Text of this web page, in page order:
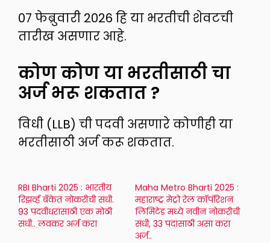
07 फेब्रुवारी 2026 हि या भरतीची शेवटची
तारीख असणार आहे.
कोण कोण या भरतीसाठी चा
अर्ज भरू शकतात ?
विधी (LLB) ची पदवी असणारे कोणीही या
भरतीसाठी अर्ज करू शकतात.
RBI Bharti 2025 : भारतीय
रिझर्व्ह बँकेत नोकरीची संधी.
93 पदवीधरांसाठी एक मोठी
संधी.. लवकर अर्ज करा
Maha Metro Bharti 2025 :
महाराष्ट्र मेट्रो रेल कॉर्पोरेशन
लिमिटेड मध्ये नवीन नोकरीची
संधी, 33 पदांसाठी असा करा
अर्ज..